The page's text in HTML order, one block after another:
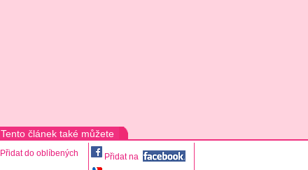
Tento článek také můžete
Přidat do oblíbených Přidat na